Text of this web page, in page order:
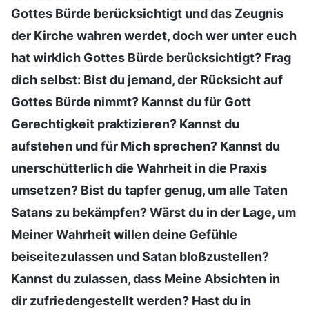
Gottes Bürde berücksichtigt und das Zeugnis
der Kirche wahren werdet, doch wer unter euch
hat wirklich Gottes Bürde berücksichtigt? Frag
dich selbst: Bist du jemand, der Rücksicht auf
Gottes Bürde nimmt? Kannst du für Gott
Gerechtigkeit praktizieren? Kannst du
aufstehen und für Mich sprechen? Kannst du
unerschütterlich die Wahrheit in die Praxis
umsetzen? Bist du tapfer genug, um alle Taten
Satans zu bekämpfen? Wärst du in der Lage, um
Meiner Wahrheit willen deine Gefühle
beiseitezulassen und Satan bloßzustellen?
Kannst du zulassen, dass Meine Absichten in
dir zufriedengestellt werden? Hast du in